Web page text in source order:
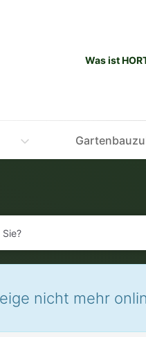
Was ist
nicht mehr